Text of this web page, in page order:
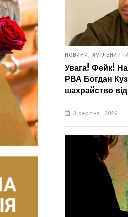
НОВИНИ,
Увага! Фейк!
РВА Богдан
шахрайство від
3 серпня, 2026